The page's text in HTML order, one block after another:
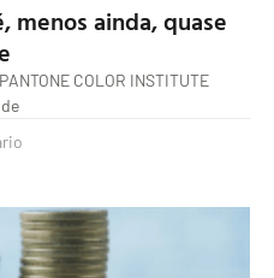
menos ainda, quase
COLOR INSTITUTE